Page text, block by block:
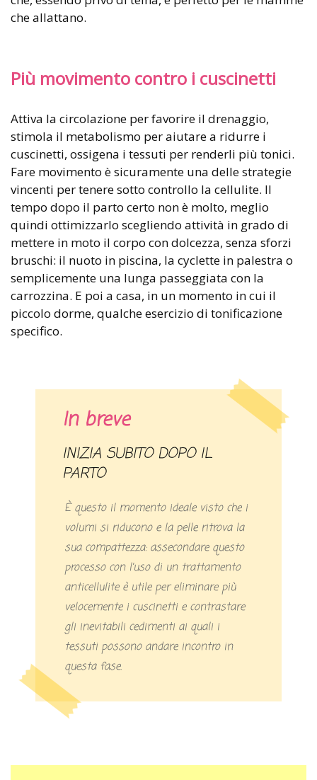
che allattano.
Più movimento contro i cuscinetti
Attiva la circolazione per favorire il drenaggio,
stimola il metabolismo per aiutare a ridurre i
cuscinetti, ossigena i tessuti per renderli più tonici.
Fare movimento è sicuramente una delle strategie
vincenti per tenere sotto controllo la cellulite. Il
tempo dopo il parto certo non è molto, meglio
quindi ottimizzarlo scegliendo attività in grado di
mettere in moto il corpo con dolcezza, senza sforzi
bruschi: il nuoto in piscina, la cyclette in palestra o
semplicemente una lunga passeggiata con la
carrozzina. E poi a casa, in un momento in cui il
piccolo dorme, qualche esercizio di tonificazione
specifico.
In breve
INIZIA SUBITO DOPO IL
PARTO
È questo il momento ideale visto che i
volumi si riducono e la pelle ritrova la
sua compattezza: assecondare questo
processo con l’uso di un trattamento
anticellulite è utile per eliminare più
velocemente i cuscinetti e contrastare
gli inevitabili cedimenti ai quali i
tessuti possono andare incontro in
questa fase.